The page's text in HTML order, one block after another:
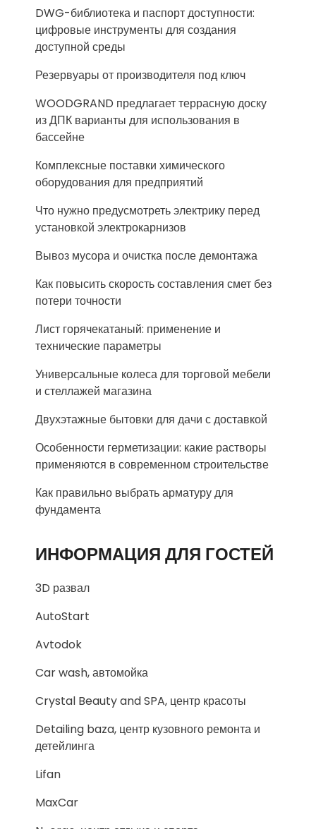
DWG-библиотека и паспорт доступности:
цифровые инструменты для создания
доступной среды
Резервуары от производителя под ключ
WOODGRAND предлагает террасную доску
из ДПК варианты для использования в
бассейне
Комплексные поставки химического
оборудования для предприятий
Что нужно предусмотреть электрику перед
установкой электрокарнизов
Вывоз мусора и очистка после демонтажа
Как повысить скорость составления смет без
потери точности
Лист горячекатаный: применение и
технические параметры
Универсальные колеса для торговой мебели
и стеллажей магазина
Двухэтажные бытовки для дачи с доставкой
Особенности герметизации: какие растворы
применяются в современном строительстве
Как правильно выбрать арматуру для
фундамента
ИНФОРМАЦИЯ ДЛЯ ГОСТЕЙ
3D развал
AutoStart
Avtodok
Car wash, автомойка
Crystal Beauty and SPA, центр красоты
Detailing baza, центр кузовного ремонта и
детейлинга
Lifan
MaxCar